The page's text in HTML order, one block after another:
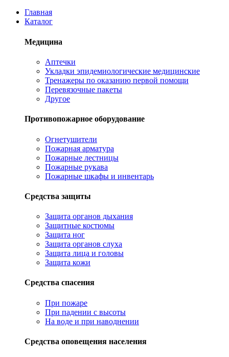
Главная
Каталог
Медицина
Аптечки
Укладки эпидемиологические медицинские
Тренажеры по оказанию первой помощи
Перевязочные пакеты
Другое
Противопожарное оборудование
Огнетушители
Пожарная арматура
Пожарные лестницы
Пожарные рукава
Пожарные шкафы и инвентарь
Средства защиты
Защита органов дыхания
Защитные костюмы
Защита ног
Защита органов слуха
Защита лица и головы
Защита кожи
Средства спасения
При пожаре
При падении с высоты
На воде и при наводнении
Средства оповещения населения